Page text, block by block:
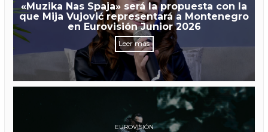
«Muzika Nas Spaja» será la propuesta con la
que Mija Vujović representará a Montenegro
en Eurovisión Junior 2026
Leer más
EUROVISIÓN